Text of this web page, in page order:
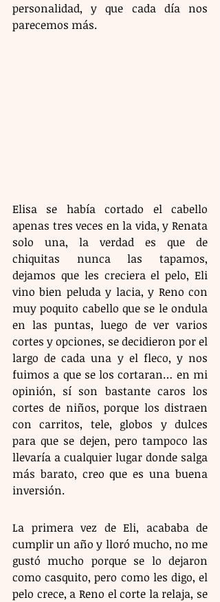
personalidad, y que cada día nos
parecemos más.
Elisa se había cortado el cabello
apenas tres veces en la vida, y Renata
solo una, la verdad es que de
chiquitas nunca las tapamos,
dejamos que les creciera el pelo, Eli
vino bien peluda y lacia, y Reno con
muy poquito cabello que se le ondula
en las puntas, luego de ver varios
cortes y opciones, se decidieron por el
largo de cada una y el fleco, y nos
fuimos a que se los cortaran… en mi
opinión, sí son bastante caros los
cortes de niños, porque los distraen
con carritos, tele, globos y dulces
para que se dejen, pero tampoco las
llevaría a cualquier lugar donde salga
más barato, creo que es una buena
inversión.
La primera vez de Eli, acababa de
cumplir un año y lloró mucho, no me
gustó mucho porque se lo dejaron
como casquito, pero como les digo, el
pelo crece, a Reno el corte la relaja, se